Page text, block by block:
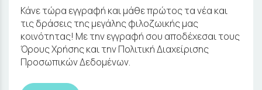
Κάνε τώρα εγγραφή και μάθε πρώτος τα νέα και
τις δράσεις της μεγάλης φιλοζωικής μας
κοινότητας! Με την εγγραφή σου αποδέχεσαι τους
Όρους Χρήσης και την Πολιτική Διαχείρισης
Προσωπικών Δεδομένων.